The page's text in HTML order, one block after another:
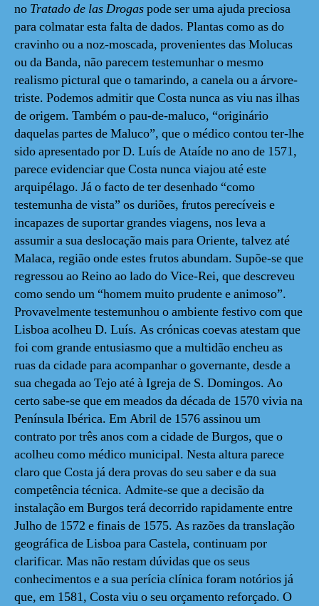
no Tratado de las Drogaspode ser uma ajuda preciosa
para colmatar esta falta de dados. Plantas como as do
cravinho ou a noz-moscada, provenientes das Molucas
ou da Banda, não parecem testemunhar o mesmo
realismo pictural que o tamarindo, a canela ou a árvore-
triste. Podemos admitir que Costa nunca as viu nas ilhas
de origem. Também o pau-de-maluco, “originário
daquelas partes de Maluco”, que o médico contou ter-lhe
sido apresentado por D. Luís de Ataíde no ano de 1571,
parece evidenciar que Costa nunca viajou até este
arquipélago. Já o facto de ter desenhado “como
testemunha de vista” os duriões, frutos perecíveis e
incapazes de suportar grandes viagens, nos leva a
assumir a sua deslocação mais para Oriente, talvez até
Malaca, região onde estes frutos abundam. Supõe-se que
regressou ao Reino ao lado do Vice-Rei, que descreveu
como sendo um “homem muito prudente e animoso”.
Provavelmente testemunhou o ambiente festivo com que
Lisboa acolheu D. Luís. As crónicas coevas atestam que
foi com grande entusiasmo que a multidão encheu as
ruas da cidade para acompanhar o governante, desde a
sua chegada ao Tejo até à Igreja de S. Domingos. Ao
certo sabe-se que em meados da década de 1570 vivia na
Península Ibérica. Em Abril de 1576 assinou um
contrato por três anos com a cidade de Burgos, que o
acolheu como médico municipal. Nesta altura parece
claro que Costa já dera provas do seu saber e da sua
competência técnica. Admite-se que a decisão da
instalação em Burgos terá decorrido rapidamente entre
Julho de 1572 e finais de 1575. As razões da translação
geográfica de Lisboa para Castela, continuam por
clarificar. Mas não restam dúvidas que os seus
conhecimentos e a sua perícia clínica foram notórios já
que, em 1581, Costa viu o seu orçamento reforçado. O